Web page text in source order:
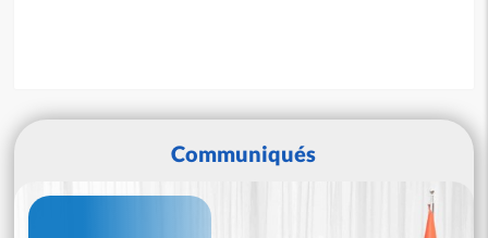
Communiqués